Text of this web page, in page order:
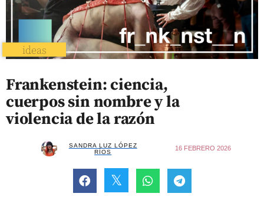
ideas
Frankenstein: ciencia,
cuerpos sin nombre y la
violencia de la razón
SANDRA LUZ LÓPEZ
RÍOS
16 FEBRERO 2026